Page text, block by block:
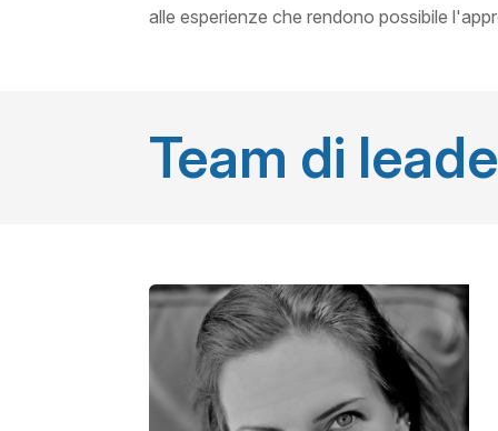
alle esperienze che rendono possibile
Team di